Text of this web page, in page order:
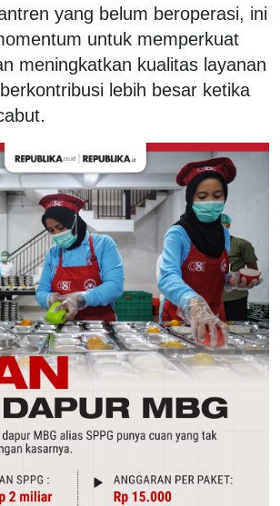
yang belum beroperasi, ini
untuk memperkuat
meningkatkan kualitas layanan
lebih besar ketika